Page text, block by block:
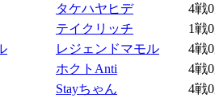
タケハヤヒデ
4戦
テイクリッチ
1戦
レジェンドマモル
4戦
ホクトAnti
4戦
Stayちゃん 4戦